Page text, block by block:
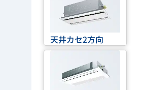
天井カセ2方向